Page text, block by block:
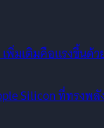
พิ่มเติมคือแรงขึ้นด้ว
Silicon ที่ทรงพลั